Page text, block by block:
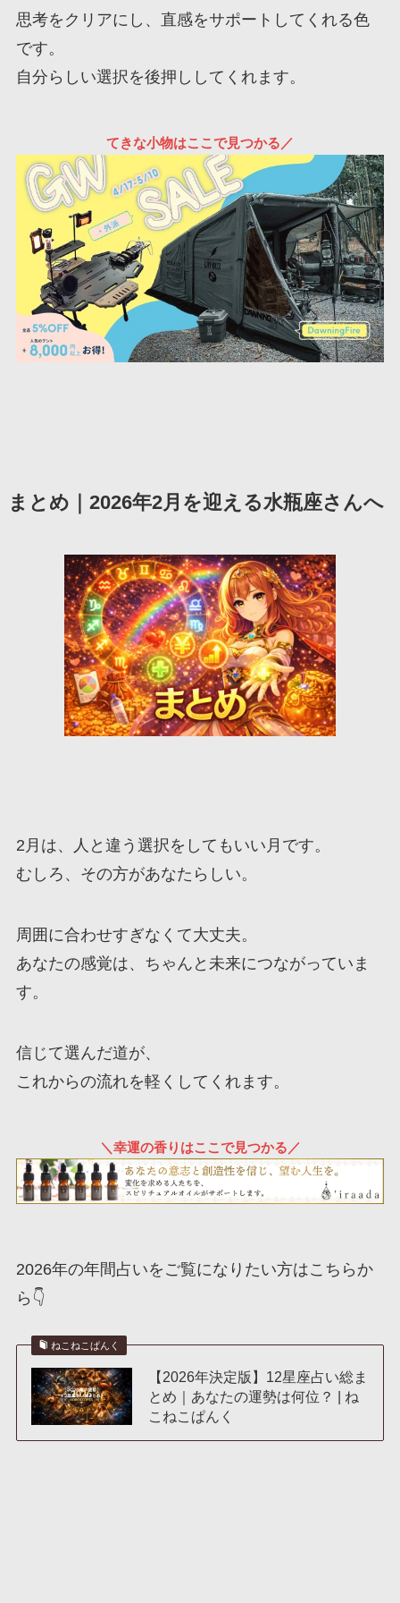
思考をクリアにし、直感をサポートしてくれる色
です。
自分らしい選択を後押ししてくれます。
てきな小物はここで見つかる／
まとめ｜2026年2月を迎える水瓶座さんへ
2月は、人と違う選択をしてもいい月です。
むしろ、その方があなたらしい。
周囲に合わせすぎなくて大丈夫。
あなたの感覚は、ちゃんと未来につながっていま
す。
信じて選んだ道が、
これからの流れを軽くしてくれます。
＼幸運の香りはここで見つかる／
2026年の年間占いをご覧になりたい方はこちらか
ら👇
ねこねこぱんく
【2026年決定版】12星座占い総ま
とめ｜あなたの運勢は何位？ | ね
こねこぱんく